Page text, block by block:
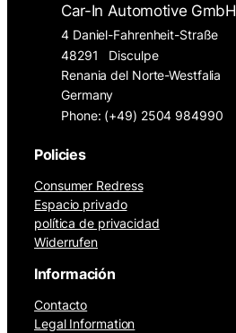
Car-In Automotive GmbH
4 Daniel-Fahrenheit-Straße
48291
Disculpe
Renania del Norte-Westfalia
Germany
Phone: (+49) 2504 984990
Policies
Consumer Redress
Espacio privado
política de privacidad
Widerrufen
Información
Contacto
Legal Information